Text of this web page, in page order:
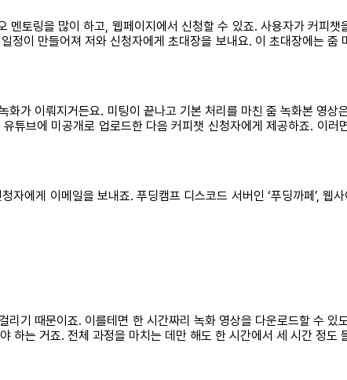
멘토링을 많이 하고, 웹페이지에서 신청할 수 있죠. 사용자가 커피챗
이 만들어져 저와 신청자에게 초대장을 보내요. 이 초대장에는 줌
가 이뤄지거든요. 미팅이 끝나고 기본 처리를 마친 줌 녹화본 영상
브에 미공개로 업로드한 다음 커피챗 신청자에게 제공하죠. 이러
에게 이메일을 보내죠. 푸딩캠프 디스코드 서버인 ‘푸딩까페’, 웹
기 때문이죠. 이를테면 한 시간짜리 녹화 영상을 다운로드할 수 있
하는 거죠. 전체 과정을 마치는 데만 해도 한 시간에서 세 시간 정도